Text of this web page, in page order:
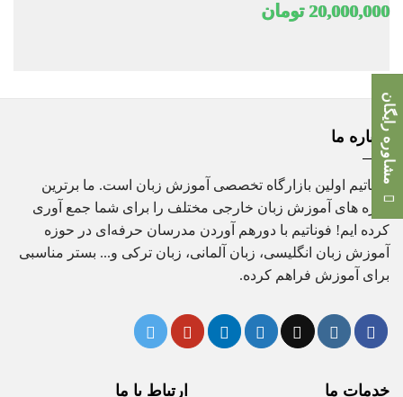
20,000,000 تومان
درباره ما
فوناتیم اولین بازارگاه تخصصی آموزش زبان است. ما برترین
دوره های آموزش زبان خارجی مختلف را برای شما جمع آوری
کرده ایم! فوناتیم با دورهم آوردن مدرسان حرفه‌ای در حوزه
آموزش زبان انگلیسی، زبان آلمانی، زبان ترکی و... بستر مناسبی
برای آموزش فراهم کرده.
خدمات ما ارتباط با ما
مشاوره رایگان